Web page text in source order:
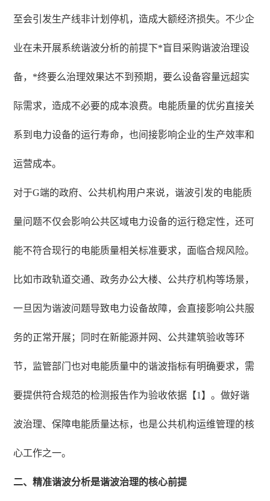
至会引发生产线非计划停机，造成大额经济损失。不少企
业在未开展系统谐波分析的前提下*盲目采购谐波治理设
备，*终要么治理效果达不到预期，要么设备容量远超实
际需求，造成不必要的成本浪费。电能质量的优劣直接关
系到电力设备的运行寿命，也间接影响企业的生产效率和
运营成本。
对于G端的政府、公共机构用户来说，谐波引发的电能质
量问题不仅会影响公共区域电力设备的运行稳定性，还可
能不符合现行的电能质量相关标准要求，面临合规风险。
比如市政轨道交通、政务办公大楼、公共疗机构等场景，
一旦因为谐波问题导致电力设备故障，会直接影响公共服
务的正常开展；同时在新能源并网、公共建筑验收等环
节，监管部门也对电能质量中的谐波指标有明确要求，需
要提供符合规范的检测报告作为验收依据【1】。做好谐
波治理、保障电能质量达标，也是公共机构运维管理的核
心工作之一。
二、精准谐波分析是谐波治理的核心前提